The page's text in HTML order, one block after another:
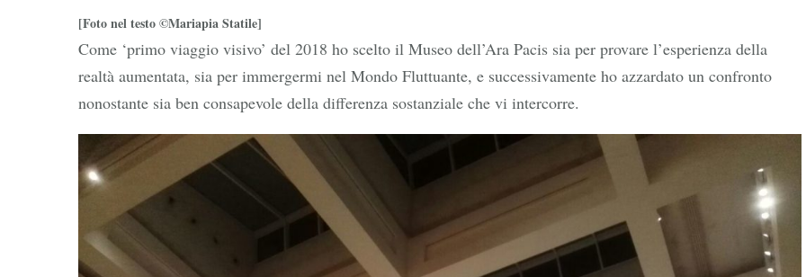
[Foto nel testo ©Mariapia Statile]
Come ‘primo viaggio visivo’ del 2018 ho scelto il Museo dell’Ara Pacis sia per provare l’esperienza della
realtà aumentata, sia per immergermi nel Mondo Fluttuante, e successivamente ho azzardato un confronto
nonostante sia ben consapevole della differenza sostanziale che vi intercorre.